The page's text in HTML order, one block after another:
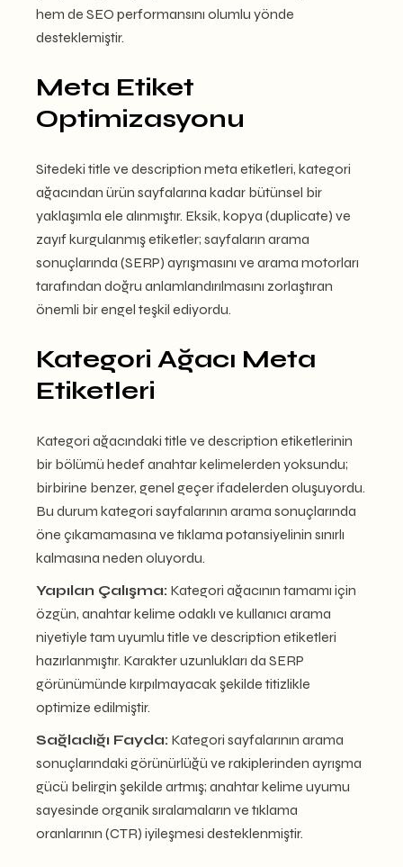
hem de SEO performansını olumlu yönde
desteklemiştir.
Meta Etiket
Optimizasyonu
Sitedeki title ve description meta etiketleri, kategori
ağacından ürün sayfalarına kadar bütünsel bir
yaklaşımla ele alınmıştır. Eksik, kopya (duplicate) ve
zayıf kurgulanmış etiketler; sayfaların arama
sonuçlarında (SERP) ayrışmasını ve arama motorları
tarafından doğru anlamlandırılmasını zorlaştıran
önemli bir engel teşkil ediyordu.
Kategori Ağacı Meta
Etiketleri
Kategori ağacındaki title ve description etiketlerinin
bir bölümü hedef anahtar kelimelerden yoksundu;
birbirine benzer, genel geçer ifadelerden oluşuyordu.
Bu durum kategori sayfalarının arama sonuçlarında
öne çıkamamasına ve tıklama potansiyelinin sınırlı
kalmasına neden oluyordu.
Yapılan Çalışma: Kategori ağacının tamamı için
özgün, anahtar kelime odaklı ve kullanıcı arama
niyetiyle tam uyumlu title ve description etiketleri
hazırlanmıştır. Karakter uzunlukları da SERP
görünümünde kırpılmayacak şekilde titizlikle
optimize edilmiştir.
Sağladığı Fayda: Kategori sayfalarının arama
sonuçlarındaki görünürlüğü ve rakiplerinden ayrışma
gücü belirgin şekilde artmış; anahtar kelime uyumu
sayesinde organik sıralamaların ve tıklama
oranlarının (CTR) iyileşmesi desteklenmiştir.